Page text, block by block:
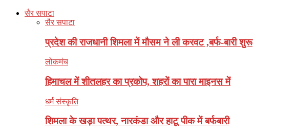
सैर सपाटा
सैर सपाटा
प्रदेश की राजधानी शिमला में मौसम ने ली करवट ,बर्फ-बारी शुरू
लोकमंच
हिमाचल में शीतलहर का प्रकोप, शहरों का पारा माइनस में
धर्म संस्कृति
शिमला के खड़ा पत्थर, नारकंडा और हाटू पीक में बर्फबारी